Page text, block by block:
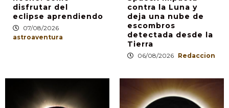
disfrutar del
eclipse aprendiendo
07/08/2026
astroaventura
contra la Luna y
deja una nube de
escombros
detectada desde la
Tierra
06/08/2026 Redaccion